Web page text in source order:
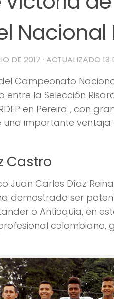
Nacional
DE 2017 · ACTUALIZADO 13
Campeonato
la Selección
en Pereira , con
una importante
Castro
Juan Carlos Díaz
demostrado ser
o Antioquia, en
colombiano,